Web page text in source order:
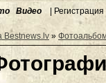
Видео | Регистрация
Bestnews.lv»